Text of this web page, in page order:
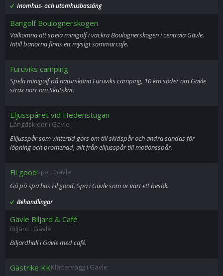
Inomhus- och utomhusbassäng
Bangolf Boulognerskogen
Välkomna att spela minigolf i vackra Boulognerskogen i centrala Gävle.
Intill banorna finns ett mysigt sommarcafe.
Furuviks camping
Spela minigolf på natursköna Furuviks camping, 10 km söder om Gävle
strax norr om Skutskär.
Eljusspåret vid Hedenstugan
Längdskidor i Gävle
Elljusspår som vintertid görs om till skidspår och andra sandas för
löpning och promenad, allt från elljusspår till motionsspår.
Fil goodSpa i Gävle
Gå på spa hos Fil good. Spa i Gävle som är värt ett besök.
Behandlingar
Gävle Biljard & Café
Biljard i Gävle
Biljardhall i Gävle med café.
Gästrike KKKlättervägg i Gävle